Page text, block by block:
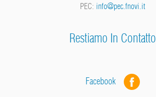
PEC: info@pec.fnovi.it
Restiamo In Contatto
Facebook